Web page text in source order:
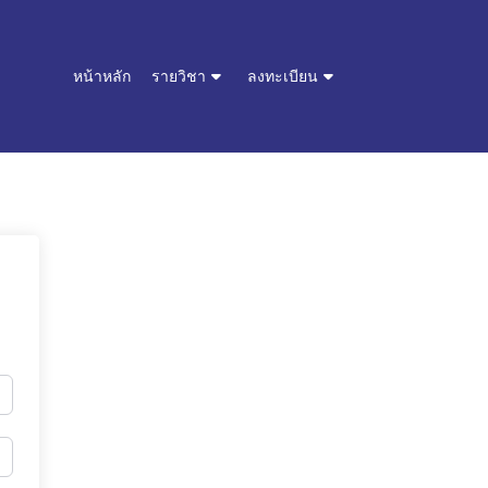
หน้าหลัก รายวิชา ลงทะเบียน